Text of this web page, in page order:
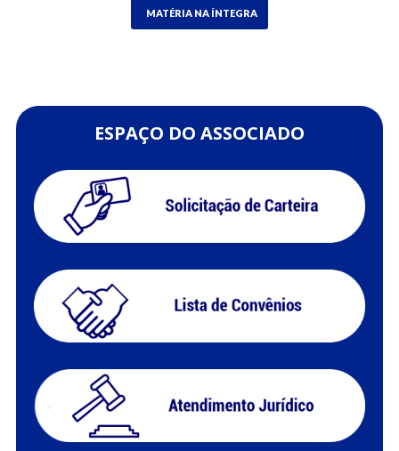
MATÉRIA NA ÍNTEGRA
ESPAÇO DO ASSOCIADO